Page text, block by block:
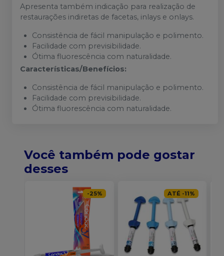
Apresenta também indicação para realização de
restaurações indiretas de facetas, inlays e onlays.
Consistência de fácil manipulação e polimento.
Facilidade com previsibilidade.
Ótima fluorescência com naturalidade.
Características/Benefícios:
Consistência de fácil manipulação e polimento.
Facilidade com previsibilidade.
Ótima fluorescência com naturalidade.
Você também pode gostar
desses
-25% ATÉ -11%